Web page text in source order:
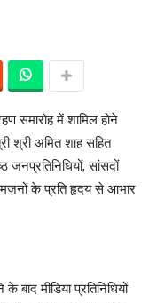
समारोह में शामिल होने
श्री अमित शाह सहित
जनप्रतिनिधियों, सांसदों
के प्रति हृदय से आभार
बाद मीडिया प्रतिनिधियों